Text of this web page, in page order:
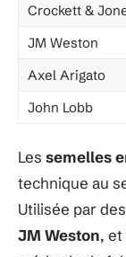
Crockett &
JM Weston
Axel Arigato
John Lobb
Les semelles
technique au
Utilisée par
JM Weston, et